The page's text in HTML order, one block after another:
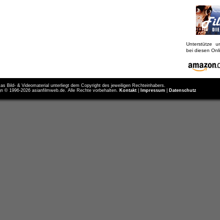
Unterstütze
bei diesen
Bild- & Videomaterial unterliegt dem Copyright des jeweiligen Rechteinhabers.
© 1996-2026 asianfilmweb.de. Alle Rechte vorbehalten. Kontakt Impressum Datenschutz